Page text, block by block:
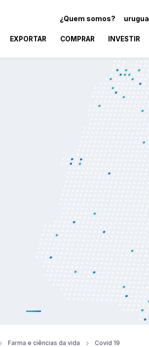
¿Quem somos?
EXPORTAR COMPRAR INVESTIR
Farma e ciências da vida Covid 19